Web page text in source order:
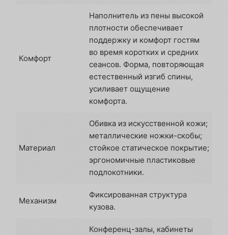
Комфорт
Наполнитель из пены высокой
плотности обеспечивает
поддержку и комфорт гостям
во время коротких и средних
сеансов. Форма, повторяющая
естественный изгиб спины,
усиливает ощущение
комфорта.
Материал
Обивка из искусственной кожи;
металлические ножки-скобы;
стойкое статическое покрытие;
эргономичные пластиковые
подлокотники.
Механизм
Фиксированная структура
кузова.
Конференц-залы, кабинеты